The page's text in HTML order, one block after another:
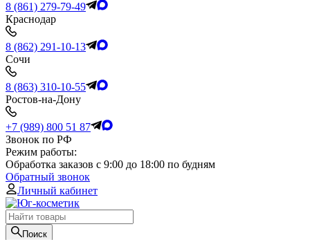
8 (861) 279-79-49
Краснодар
8 (862) 291-10-13
Сочи
8 (863) 310-10-55
Ростов-на-Дону
+7 (989) 800 51 87
Звонок по РФ
Режим работы:
Обработка заказов с 9:00 до 18:00 по будням
Обратный звонок
Личный кабинет
Поиск